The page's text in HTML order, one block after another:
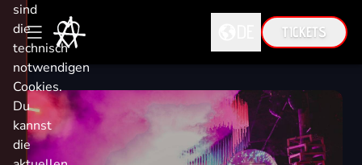
EN
TICKETS
sind
die
technisch
notwendigen
Cookies.
Du
kannst
die